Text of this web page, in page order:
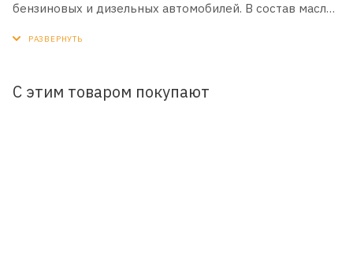
бензиновых и дизельных автомобилей. В состав масла
диапазоне нагрузок и температур.
С этим товаром покупают